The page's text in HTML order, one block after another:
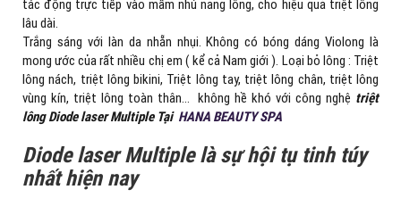
tác động trực tiếp vào mầm nhú nang lông, cho hiệu quả triệt lông
lâu dài.
Trắng sáng với làn da nhẵn nhụi. Không có bóng dáng Violong là
mong ước của rất nhiều chị em ( kể cả Nam giới ). Loại bỏ lông : Triệt
lông nách, triệt lông bikini, Triệt lông tay, triệt lông chân, triệt lông
vùng kín, triệt lông toàn thân… không hề khó với công nghệ triệt
lông Diode laser Multiple Tại HANA BEAUTY SPA
Diode laser Multiple là sự hội tụ tinh túy
nhất hiện nay